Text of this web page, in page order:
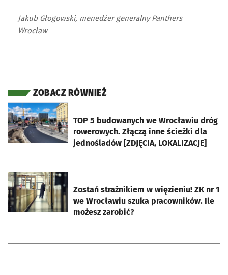
Jakub Głogowski, menedżer generalny Panthers
Wrocław
ZOBACZ RÓWNIEŻ
TOP 5 budowanych we Wrocławiu dróg
rowerowych. Złączą inne ścieżki dla
jednośladów [ZDJĘCIA, LOKALIZACJE]
otworzy się w nowej karcie
Zostań strażnikiem w więzieniu! ZK nr 1
we Wrocławiu szuka pracowników. Ile
możesz zarobić?
otworzy się w nowej karcie